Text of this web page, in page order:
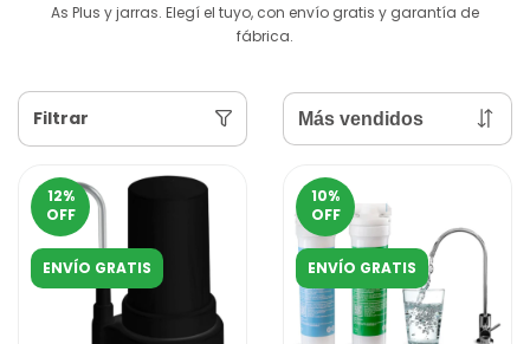
As Plus y jarras. Elegí el tuyo, con envío gratis y garantía de
fábrica.
Filtrar
12%
OFF
ENVÍO GRATIS
10%
OFF
ENVÍO GRATIS